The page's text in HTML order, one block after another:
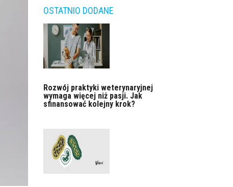
OSTATNIO DODANE
Rozwój praktyki weterynaryjnej
wymaga więcej niż pasji. Jak
sfinansować kolejny krok?